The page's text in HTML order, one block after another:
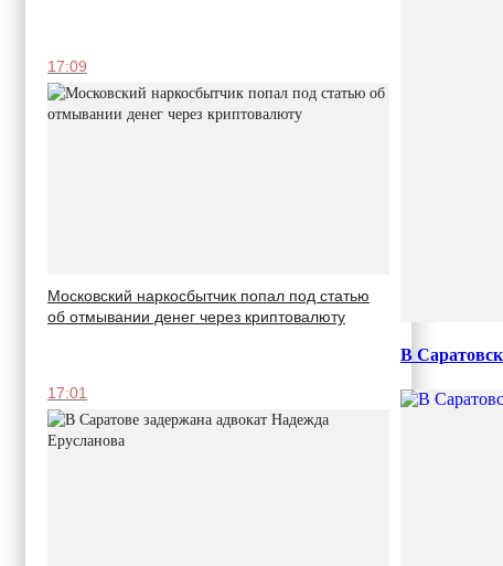
17:09
Московский наркосбытчик попал под статью
об отмывании денег через криптовалюту
17:01
В